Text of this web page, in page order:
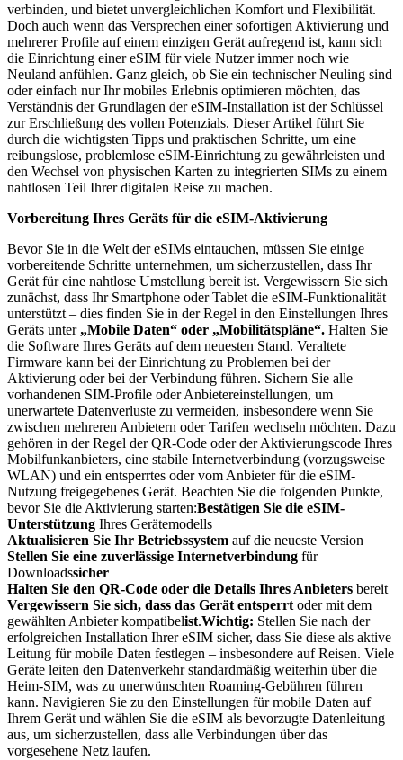
verbinden, und bietet unvergleichlichen Komfort und Flexibilität.
Doch auch wenn das Versprechen einer sofortigen Aktivierung und
mehrerer Profile auf einem einzigen Gerät aufregend ist, kann sich
die Einrichtung einer eSIM für viele Nutzer immer noch wie
Neuland anfühlen. Ganz gleich, ob Sie ein technischer Neuling sind
oder einfach nur Ihr mobiles Erlebnis optimieren möchten, das
Verständnis der Grundlagen der eSIM-Installation ist der Schlüssel
zur Erschließung des vollen Potenzials. Dieser Artikel führt Sie
durch die wichtigsten Tipps und praktischen Schritte, um eine
reibungslose, problemlose eSIM-Einrichtung zu gewährleisten und
den Wechsel von physischen Karten zu integrierten SIMs zu einem
nahtlosen Teil Ihrer digitalen Reise zu machen.
Vorbereitung Ihres Geräts für die eSIM-Aktivierung
Bevor Sie in die Welt der eSIMs eintauchen, müssen Sie einige
vorbereitende Schritte unternehmen, um sicherzustellen, dass Ihr
Gerät für eine nahtlose Umstellung bereit ist. Vergewissern Sie sich
zunächst, dass Ihr Smartphone oder Tablet die eSIM-Funktionalität
unterstützt – dies finden Sie in der Regel in den Einstellungen Ihres
Geräts unter „Mobile Daten“ oder „Mobilitätspläne“. Halten Sie
die Software Ihres Geräts auf dem neuesten Stand. Veraltete
Firmware kann bei der Einrichtung zu Problemen bei der
Aktivierung oder bei der Verbindung führen. Sichern Sie alle
vorhandenen SIM-Profile oder Anbietereinstellungen, um
unerwartete Datenverluste zu vermeiden, insbesondere wenn Sie
zwischen mehreren Anbietern oder Tarifen wechseln möchten. Dazu
gehören in der Regel der QR-Code oder der Aktivierungscode Ihres
Mobilfunkanbieters, eine stabile Internetverbindung (vorzugsweise
WLAN) und ein entsperrtes oder vom Anbieter für die eSIM-
Nutzung freigegebenes Gerät. Beachten Sie die folgenden Punkte,
bevor Sie die Aktivierung starten:Bestätigen Sie die eSIM-
Unterstützung Ihres Gerätemodells
Aktualisieren Sie Ihr ‍Betriebssystem auf die neueste Version
Stellen Sie eine zuverlässige Internetverbindung für
Downloadssicher
Halten Sie den QR-Code oder die Details Ihres Anbieters bereit
Vergewissern Sie sich, dass das Gerät entsperrt oder mit dem
gewählten Anbieter kompatibelist.Wichtig: Stellen Sie nach der
erfolgreichen Installation Ihrer eSIM sicher, dass Sie diese als aktive
Leitung für mobile Daten festlegen – insbesondere auf Reisen. Viele
Geräte leiten den Datenverkehr standardmäßig weiterhin über die
Heim-SIM, was zu unerwünschten Roaming-Gebühren führen
kann. Navigieren Sie zu den Einstellungen für mobile Daten auf
Ihrem Gerät und wählen Sie die eSIM als bevorzugte Datenleitung
aus, um sicherzustellen, dass alle Verbindungen über das
vorgesehene Netz laufen.